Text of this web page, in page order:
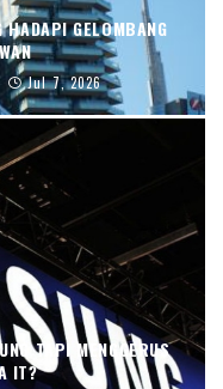
GELOMBANG
Jul 7, 2026
TAPI MENGGERUS
IT?